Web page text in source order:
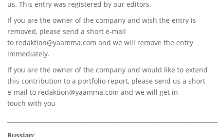
us. This entry was registered by our editors.
If you are the owner of the company and wish the entry is
removed, please send a short e-mail
to redaktion@yaamma.com and we will remove the entry
immediately.
If you are the owner of the company and would like to extend
this contribution to a portfolio report, please send us a short
e-mail to redaktion@yaamma.com and we will get in
touch with you